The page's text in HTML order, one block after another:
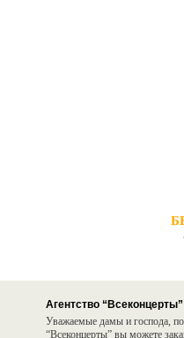
Агентство “Всеконцерты”
Уважаемые дамы и господа,
“Всеконцерты” вы можете